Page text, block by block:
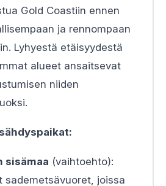
Gold Coastiin ennen
ja rennompaan
Lyhyestä etäisyydestä
alueet ansaitsevat
niiden
sisämaa (vaihtoehto):
sademetsävuoret, joissa